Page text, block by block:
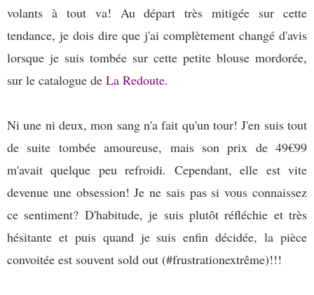
volants à tout va! Au départ très mitigée sur cette
tendance, je dois dire que j'ai complètement changé d'avis
lorsque je suis tombée sur cette petite blouse mordorée,
sur le catalogue de La Redoute.
Ni une ni deux, mon sang n'a fait qu'un tour! J'en suis tout
de suite tombée amoureuse, mais son prix de 49€99
m'avait quelque peu refroidi. Cependant, elle est vite
devenue une obsession! Je ne sais pas si vous connaissez
ce sentiment? D'habitude, je suis plutôt réfléchie et très
hésitante et puis quand je suis enfin décidée, la pièce
convoitée est souvent sold out (#frustrationextrême)!!!